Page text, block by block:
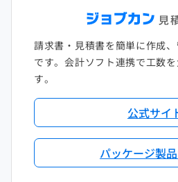
請求書・見積書を簡単に作成
です。会計ソフト連携で工数
す。
公式サイ
パッケージ製